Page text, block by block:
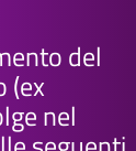
del
(ex
nel